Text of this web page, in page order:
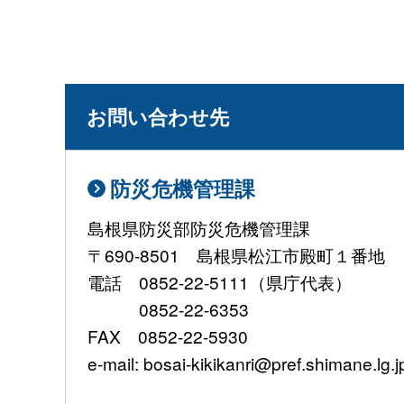
お問い合わせ先
防災危機管理課
島根県防災部防災危機管理課
〒690-8501 島根県松江市殿町１番地
電話 0852-22-5111（県庁代表）
0852-22-6353
FAX 0852-22-5930
e-mail: bosai-